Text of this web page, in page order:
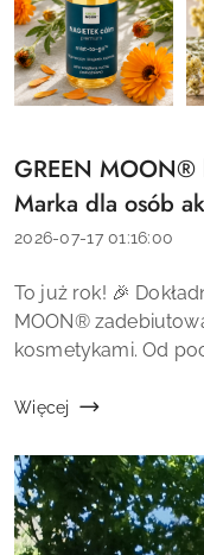
Tytuł
artykułu:
GREEN MOON®
Marka dla osób
dnia
Data
2026-07-17 01:16:00
Treść
artykułu:
To już rok! 🎉
MOON®
kosmetykami. Od
inspirowanych
Więcej